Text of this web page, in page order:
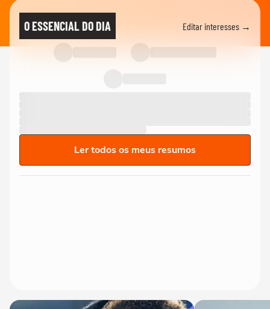
O ESSENCIAL DO DIA Editar interesses →
Ler todos os meus resumos